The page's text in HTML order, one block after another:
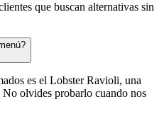
que buscan alternativas sin
es el Lobster Ravioli, una
olvides probarlo cuando nos